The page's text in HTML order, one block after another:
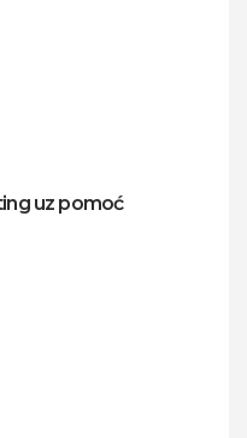
uz pomoć